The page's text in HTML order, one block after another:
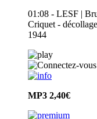
01:08 - LESF |
Criquet -
1944
MP3 2,40€